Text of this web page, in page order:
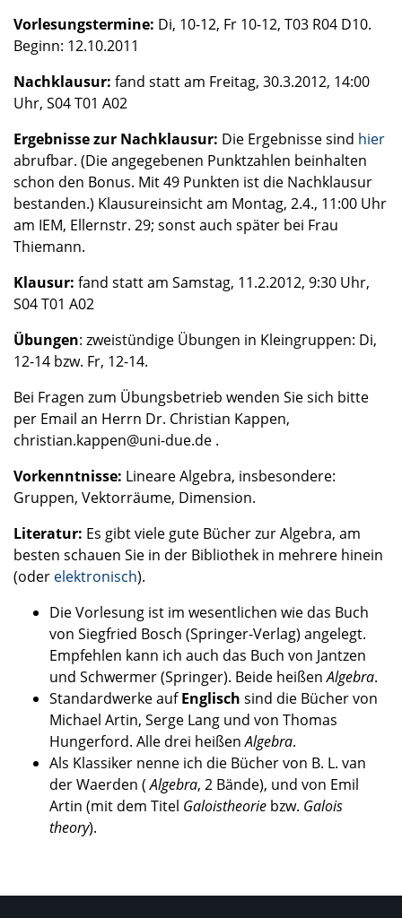
Vorlesungstermine: Di, 10-12, Fr 10-12, T03 R04 D10.
Beginn: 12.10.2011
Nachklausur: fand statt am Freitag, 30.3.2012, 14:00
Uhr, S04 T01 A02
Ergebnisse zur Nachklausur: Die Ergebnisse sind hier
abrufbar. (Die angegebenen Punktzahlen beinhalten
schon den Bonus. Mit 49 Punkten ist die Nachklausur
bestanden.) Klausureinsicht am Montag, 2.4., 11:00 Uhr
am IEM, Ellernstr. 29; sonst auch später bei Frau
Thiemann.
Klausur: fand statt am Samstag, 11.2.2012, 9:30 Uhr,
S04 T01 A02
Übungen: zweistündige Übungen in Kleingruppen: Di,
12-14 bzw. Fr, 12-14.
Bei Fragen zum Übungsbetrieb wenden Sie sich bitte
per Email an Herrn Dr. Christian Kappen,
christian.kappen@uni-due.de .
Vorkenntnisse: Lineare Algebra, insbesondere:
Gruppen, Vektorräume, Dimension.
Literatur: Es gibt viele gute Bücher zur Algebra, am
besten schauen Sie in der Bibliothek in mehrere hinein
(oder elektronisch).
Die Vorlesung ist im wesentlichen wie das Buch
von Siegfried Bosch (Springer-Verlag) angelegt.
Empfehlen kann ich auch das Buch von Jantzen
und Schwermer (Springer). Beide heißenAlgebra.
Standardwerke aufEnglisch sind die Bücher von
Michael Artin, Serge Lang und von Thomas
Hungerford. Alle drei heißenAlgebra.
Als Klassiker nenne ich die Bücher von B. L. van
der Waerden (Algebra, 2 Bände), und von Emil
Artin (mit dem Titel Galoistheorie bzw. Galois
theory).